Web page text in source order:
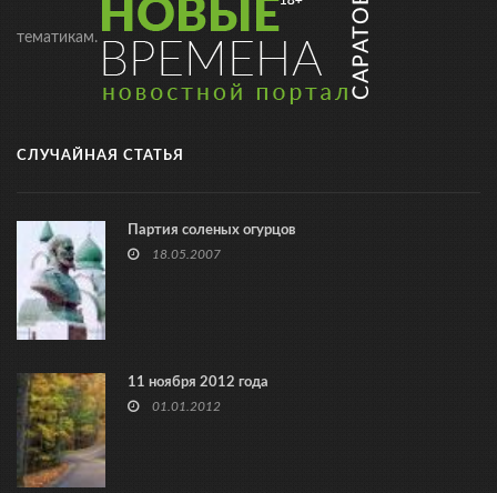
тематикам.
СЛУЧАЙНАЯ СТАТЬЯ
Партия соленых огурцов
18.05.2007
11 ноября 2012 года
01.01.2012